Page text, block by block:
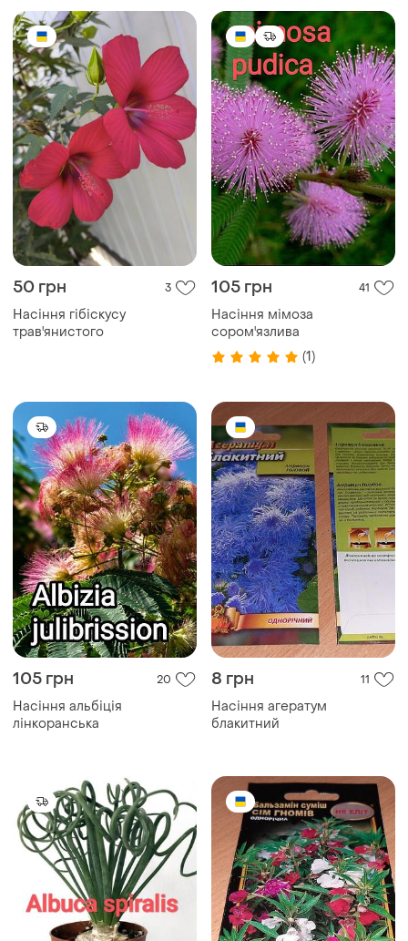
50 грн 3
Насіння гібіскусу
трав'янистого
105 грн 41
Насіння мімоза
сором'язлива
(1)
105 грн 20
Насіння альбіція
лінкоранська
8 грн 11
Насіння агератум
блакитний